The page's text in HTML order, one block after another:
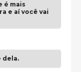
é mais
e aí você vai
dela.